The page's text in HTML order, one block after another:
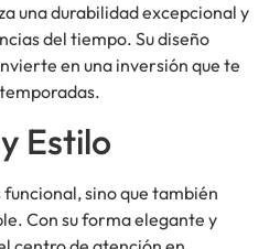
una durabilidad excepcional y
del tiempo. Su diseño
en una inversión que te
Estilo
funcional, sino que también
Con su forma elegante y